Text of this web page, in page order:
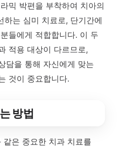
믹 박편을 부착하여 치아의
하는 심미 치료로, 단기간에
들에게 적합합니다. 이 두
적용 대상이 다르므로,
담을 통해 자신에게 맞는
것이 중요합니다.
방법
은 중요한 치과 치료를